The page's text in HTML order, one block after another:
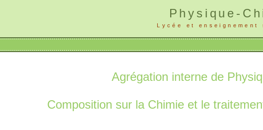
Physique-
Lycée et enseignement
Agrégation interne de
Composition sur la Chimie et le